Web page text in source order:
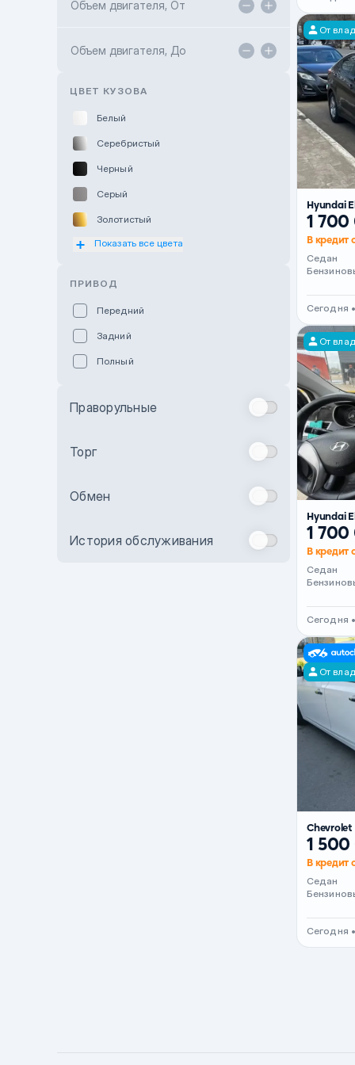
Hyundai ShymCity
Объем двигателя, От
Объем двигателя, До
ЦВЕТ КУЗОВА
Белый
Серебристый
Черный
Серый
Золотистый
Оранжевый
Бежевый
Комбинированный
Показать все цвета
ПРИВОД
Передний
Задний
Полный
Праворульные
Торг
Обмен
История обслуживания
От
Hyundai
1
В кредит
Седан
Сегодня
От
Hyundai
1
В кредит
Седан
Сегодня
От
Chevrolet
1
В кредит
Седан
Сегодня